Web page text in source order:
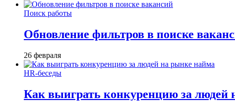
Поиск работы
Обновление фильтров в поиске
26 февраля
HR-беседы
Как выиграть конкуренцию за людей